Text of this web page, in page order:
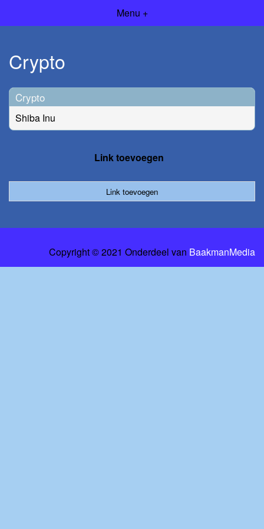
Menu +
Crypto
Crypto
Shiba Inu
Link toevoegen
Link toevoegen
Copyright © 2021 Onderdeel van BaakmanMedia